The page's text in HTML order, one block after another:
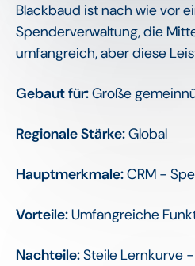
Blackbaud ist nach wie vor
Spenderverwaltung, die
umfangreich, aber diese
Gebaut für:Große
Regionale Stärke:Global
Hauptmerkmale:CRM -
Vorteile:Umfangreiche
Nachteile:Steile Lernkurve